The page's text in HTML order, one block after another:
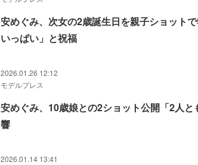
安めぐみ、次女の2歳誕生日を親子ショット
いっぱい」と祝福
2026.01.26 12:12
モデルプレス
安めぐみ、10歳娘との2ショット公開「2人
響
2026.01.14 13:41